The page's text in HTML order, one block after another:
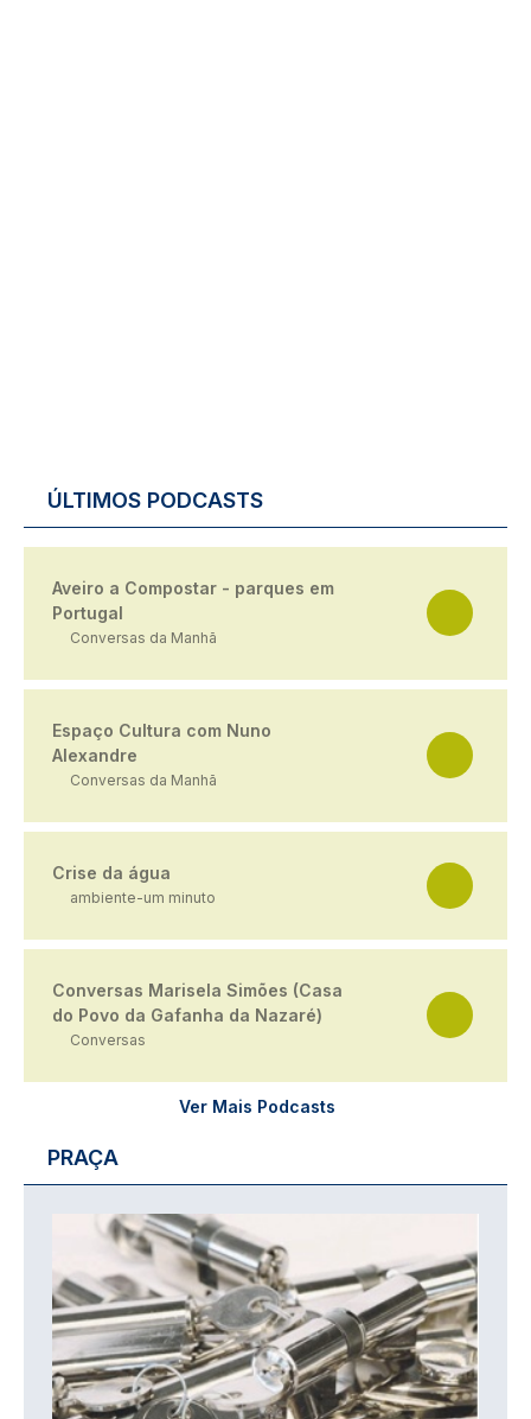
ÚLTIMOS PODCASTS
Aveiro a Compostar - parques em
Portugal
Conversas da Manhã
Espaço Cultura com Nuno
Alexandre
Conversas da Manhã
Crise da água
ambiente-um minuto
Conversas Marisela Simões (Casa
do Povo da Gafanha da Nazaré)
Conversas
Ver Mais Podcasts
PRAÇA
Imagem